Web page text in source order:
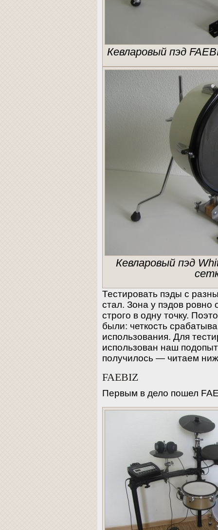
Кевларовый пэд
Кевларовый пэд
Тестировать пэды с
стал. Зона у пэдов ровно
строго в одну точку.
были: четкость
использования. Для
использован наш
получилось — читаем
FAEBIZ
Первым в дело пошел